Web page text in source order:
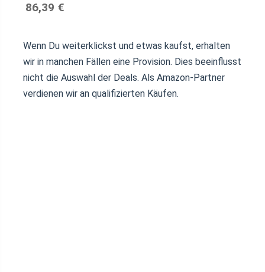
86,39 €
Wenn Du weiterklickst und etwas kaufst, erhalten
wir in manchen Fällen eine Provision. Dies beeinflusst
nicht die Auswahl der Deals. Als Amazon-Partner
verdienen wir an qualifizierten Käufen.